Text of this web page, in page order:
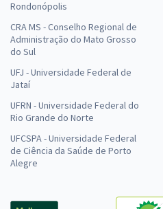
Rondonópolis
CRA MS - Conselho Regional de
Administração do Mato Grosso
do Sul
UFJ - Universidade Federal de
Jataí
UFRN - Universidade Federal do
Rio Grande do Norte
UFCSPA - Universidade Federal
de Ciência da Saúde de Porto
Alegre